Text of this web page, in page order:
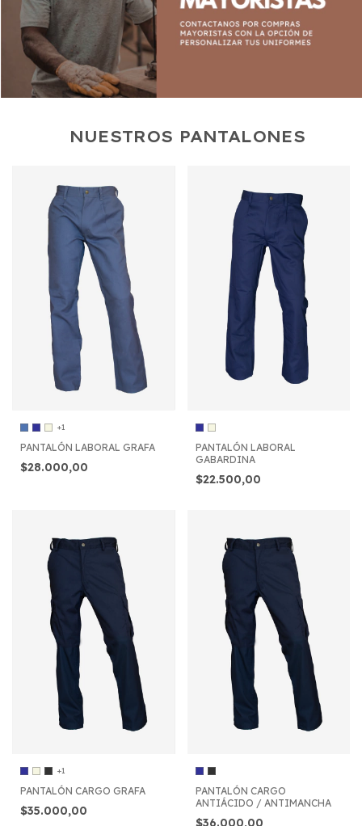
NUESTROS PANTALONES
+1
PANTALÓN LABORAL GRAFA
$28.000,00
PANTALÓN LABORAL
GABARDINA
$22.500,00
+1
PANTALÓN CARGO GRAFA
$35.000,00
PANTALÓN CARGO
ANTIÁCIDO / ANTIMANCHA
$36.000,00